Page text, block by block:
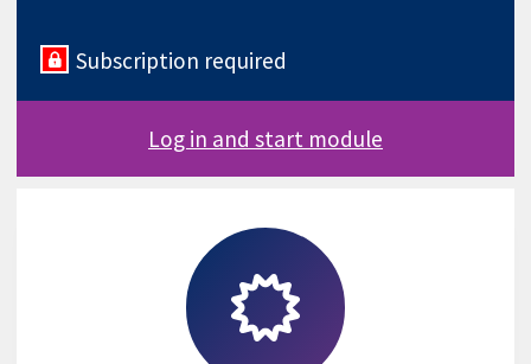
Subscription required
Log in and start module